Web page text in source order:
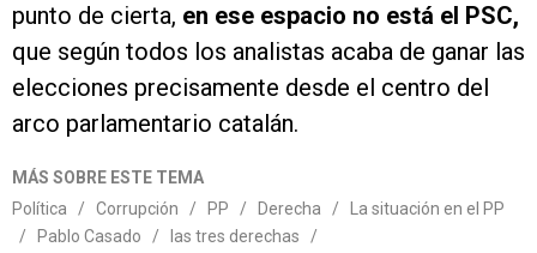
punto de cierta, en ese espacio no está el PSC,
que según todos los analistas acaba de ganar las
elecciones precisamente desde el centro del
arco parlamentario catalán.
MÁS SOBRE ESTE TEMA
Política
/ Corrupción / PP / Derecha /
La situación en el PP
/
Pablo Casado / las tres derechas
/